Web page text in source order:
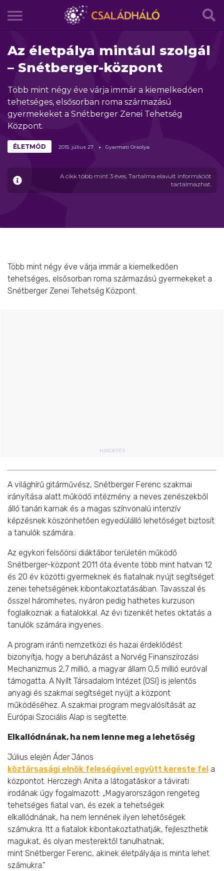
Az életpálya mintául szolgál
– Snétberger-központ
Több mint négy éve várja immár a kiemelkedően
tehetséges, elsősorban roma származású
gyermekeket a Snétberger Zenei Tehetség
Központ.
A cikk több mint 3 éves. Tartalma elavult információt
tartalmazhat.
ÉLETMÓD 2015. július 27. Gyarmati Orsolya
Több mint négy éve várja immár a kiemelkedően
tehetséges, elsősorban roma származású gyermekeket a
Snétberger Zenei Tehetség Központ.
HIRDETÉS
A világhírű gitárművész, Snétberger Ferenc szakmai
irányítása alatt működő intézmény a neves zenészekből
álló tanári karnak és a magas színvonalú intenzív
képzésnek köszönhetően egyedülálló lehetőséget biztosít
a tanulók számára.
Az egykori felsőörsi diáktábor területén működő
Snétberger-központ 2011 óta évente több mint hatvan 12
és 20 év közötti gyermeknek és fiatalnak nyújt segítséget
zenei tehetségének kibontakoztatásában. Tavasszal és
ősszel háromhetes, nyáron pedig hathetes kurzuson
foglalkoznak a fiatalokkal. Az évi tizenkét hetes oktatás a
tanulók számára ingyenes.
A program iránti nemzetközi és hazai érdeklődést
bizonyítja, hogy a beruházást a Norvég Finanszírozási
Mechanizmus 2,7 millió, a magyar állam 0,5 millió euróval
támogatta. A Nyílt Társadalom Intézet (OSI) is jelentős
anyagi és szakmai segítséget nyújt a központ
működéséhez. A szakmai program megvalósítását az
Európai Szociális Alap is segítette.
Elkallódnának, ha nem lenne meg a lehetőség
Július elején Áder János
köztársasági elnök feleségével együtt kereste fel a
központot. Herczegh Anita a látogatáskor a távirati
irodának úgy fogalmazott: „Magyarországon rengeteg
tehetséges fiatal van, és ezek a tehetségek
elkallódnának, ha nem lennének ilyen lehetőségek
számukra. Itt a fiatalok kibontakoztathatják, fejleszthetik
magukat, és olyan mesterektől tanulhatnak,
mint Snétberger Ferenc, akinek életpályája is minta lehet
számukra.”